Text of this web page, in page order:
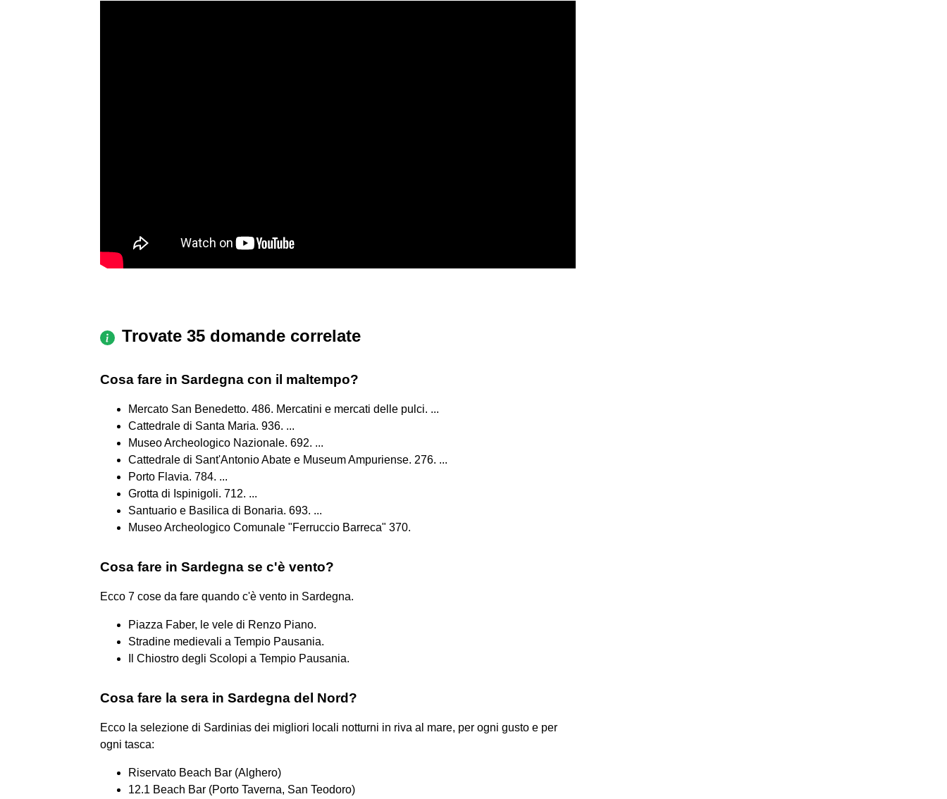
Trovate 35 domande correlate
Cosa fare in Sardegna con il maltempo?
Mercato San Benedetto. 486. Mercatini e mercati delle pulci. ...
Cattedrale di Santa Maria. 936. ...
Museo Archeologico Nazionale. 692. ...
Cattedrale di Sant'Antonio Abate e Museum Ampuriense. 276. ...
Porto Flavia. 784. ...
Grotta di Ispinigoli. 712. ...
Santuario e Basilica di Bonaria. 693. ...
Museo Archeologico Comunale "Ferruccio Barreca" 370.
Cosa fare in Sardegna se c'è vento?
Ecco 7 cose da fare quando c'è vento in Sardegna.
Piazza Faber, le vele di Renzo Piano.
Stradine medievali a Tempio Pausania.
Il Chiostro degli Scolopi a Tempio Pausania.
Cosa fare la sera in Sardegna del Nord?
Ecco la selezione di Sardinias dei migliori locali notturni in riva al mare, per ogni gusto e per
ogni tasca:
Riservato Beach Bar (Alghero)
12.1 Beach Bar (Porto Taverna, San Teodoro)